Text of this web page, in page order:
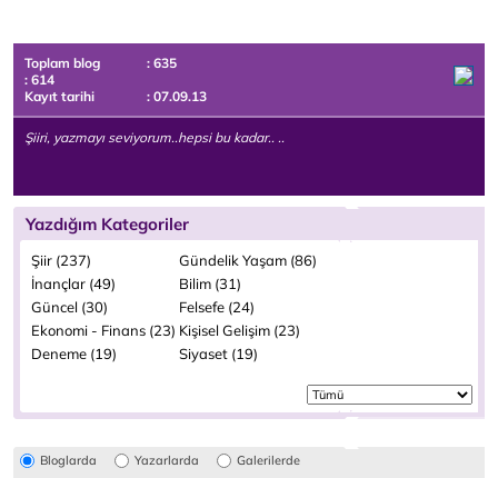
Toplam blog
: 635
: 614
Kayıt tarihi
: 07.09.13
Şiiri, yazmayı seviyorum..hepsi bu kadar.. ..
Yazdığım Kategoriler
Şiir (237)
Gündelik Yaşam (86)
İnançlar (49)
Bilim (31)
Güncel (30)
Felsefe (24)
Ekonomi - Finans (23) Kişisel Gelişim (23)
Deneme (19)
Siyaset (19)
Bloglarda Yazarlarda Galerilerde